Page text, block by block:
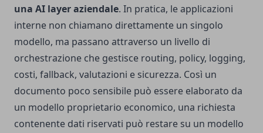
una AI layer aziendale. In pratica, le applicazioni
interne non chiamano direttamente un singolo
modello, ma passano attraverso un livello di
orchestrazione che gestisce routing, policy, logging,
costi, fallback, valutazioni e sicurezza. Così un
documento poco sensibile può essere elaborato da
un modello proprietario economico, una richiesta
contenente dati riservati può restare su un modello